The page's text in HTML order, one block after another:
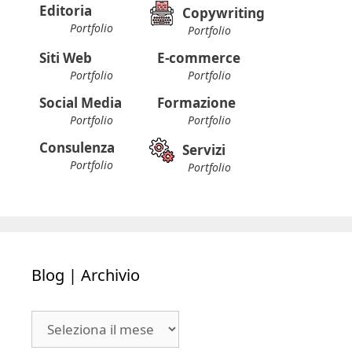
Editoria
Portfolio
Copywriting
Portfolio
Siti Web
Portfolio
E-commerce
Portfolio
Social Media
Portfolio
Formazione
Portfolio
Consulenza
Portfolio
Servizi
Portfolio
Blog | Archivio